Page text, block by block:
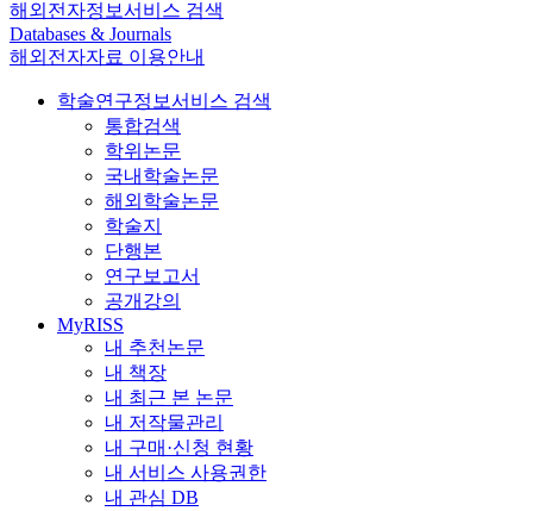
해외전자정보서비스 검색
Databases & Journals
해외전자자료 이용안내
학술연구정보서비스 검색
통합검색
학위논문
국내학술논문
해외학술논문
학술지
단행본
연구보고서
공개강의
MyRISS
내 추천논문
내 책장
내 최근 본 논문
내 저작물관리
내 구매·신청 현황
내 서비스 사용권한
내 관심 DB